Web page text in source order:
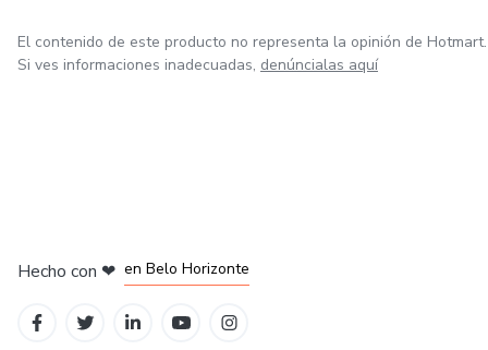
El contenido de este producto no representa la opinión de Hotmart.
Si ves informaciones inadecuadas, denúncialas aquí
Hecho con ❤ en Belo Horizonte